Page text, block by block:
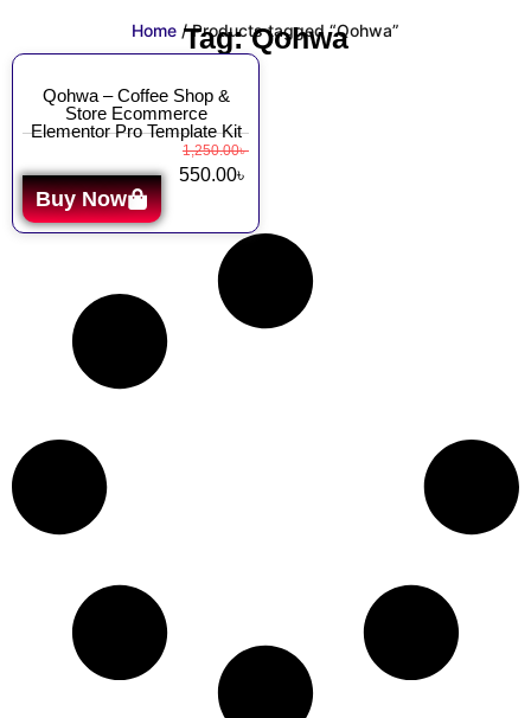
Home / Products tagged “Qohwa”
Tag: Qohwa
Qohwa – Coffee Shop &
Store Ecommerce
Elementor Pro Template Kit
1,250.00৳
550.00৳
Buy Now